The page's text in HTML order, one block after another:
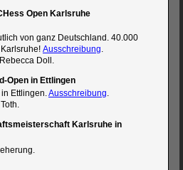
Open Karlsruhe
von ganz Deutschland. 40.000
Ausschreibung.
Doll.
Open in Ettlingen
Ettlingen.Ausschreibung.
Karlsruhe in